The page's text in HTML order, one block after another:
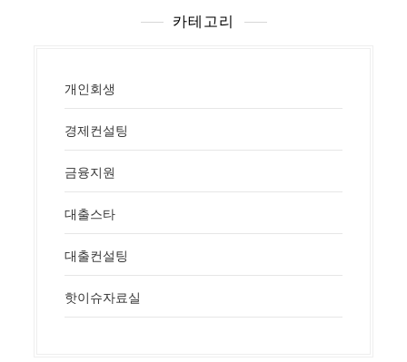
카테고리
개인회생
경제컨설팅
금융지원
대출스타
대출컨설팅
핫이슈자료실